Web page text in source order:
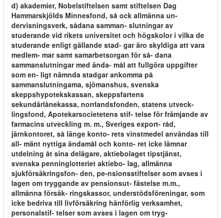
d) akademier, Nobelstiftelsen samt stiftelsen Dag
Hammarskjölds Minnesfond, så ock allmänna un-
dervisningsverk, sådana samman- slutningar av
studerande vid rikets universitet och högskolor i vilka de
studerande enligt gällande stad- gar äro skyldiga att vara
medlem- mar samt samarbetsorgan för så- dana
sammanslutningar med ända- mål att fullgöra uppgifter
som en- ligt nämnda stadgar ankomma på
sammanslutningama, sjömanshus, svenska
skeppshypotekskassan, skeppsfartens
sekundärlånekassa, norrlandsfonden, statens utveck-
lingsfond, Apotekarsocietetens stif- telse för främjande av
farmacins utveckling m. m., Sveriges export- råd,
järnkontoret, så länge konto- rets vinstmedel användas till
all- mänt nyttiga ändamål och konto- ret icke lämnar
utdelning åt sina delägare, aktiebolaget tipstjänst,
svenska penninglotteriet aktiebo- lag, allmänna
sjukförsäkringsfon- den, pe-nsionsstiftelser som avses i
lagen om tryggande av pensionsut- fästelse m.m.,
allmänna försäk- ringskassor, understödsföreningar, som
icke bedriva till livförsäkring hänförlig verksamhet,
personalstif- telser som avses i lagen om tryg-